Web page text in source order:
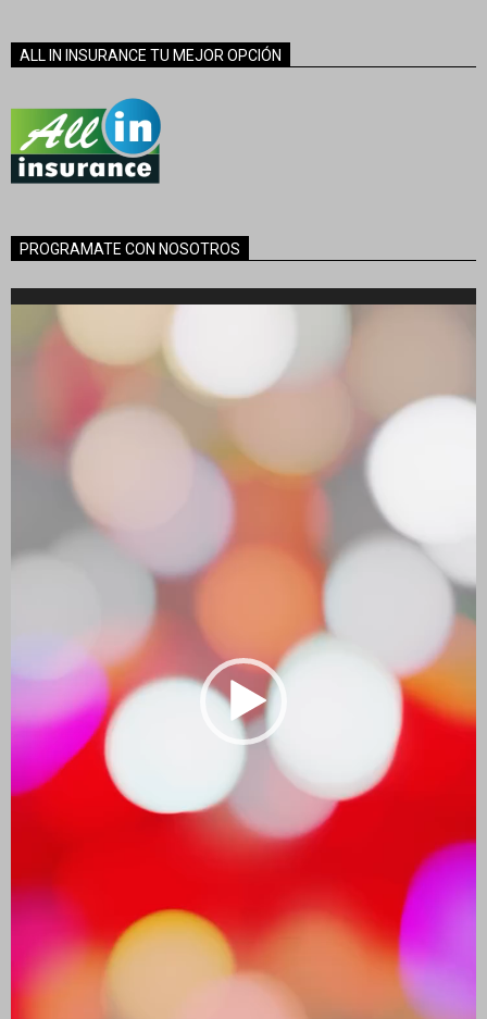
ALL IN INSURANCE TU MEJOR OPCIÓN
PROGRAMATE CON NOSOTROS
Reproductor